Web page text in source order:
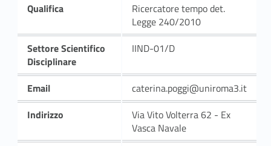
Qualifica
Ricercatore tempo det.
Legge 240/2010
Settore Scientifico
Disciplinare
IIND-01/D
Email
caterina.poggi@uniroma3.it
Indirizzo
Via Vito Volterra 62 - Ex
Vasca Navale